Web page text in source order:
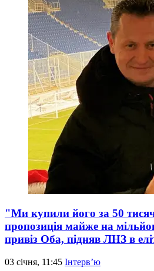
"Ми купили його за 50
пропозиція майже на
привіз Оба, підняв ЛНЗ в
03 січня, 11:45 Інтерв’ю